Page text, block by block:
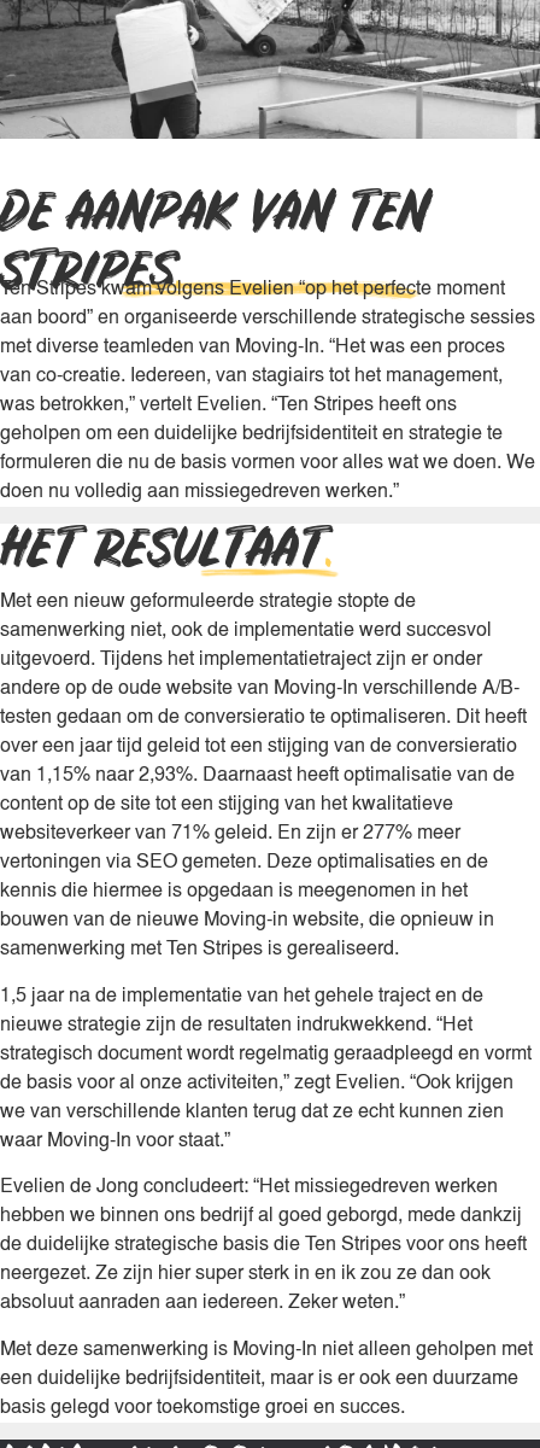
DE AANPAK VAN TEN
STRIPES.
Ten Stripes kwam volgens Evelien “op het perfecte moment
aan boord” en organiseerde verschillende strategische sessies
met diverse teamleden van Moving-In. “Het was een proces
van co-creatie. Iedereen, van stagiairs tot het management,
was betrokken,” vertelt Evelien. “Ten Stripes heeft ons
geholpen om een duidelijke bedrijfsidentiteit en strategie te
formuleren die nu de basis vormen voor alles wat we doen. We
doen nu volledig aan missiegedreven werken.”
HET RESULTAAT.
Met een nieuw geformuleerde strategie stopte de
samenwerking niet, ook de implementatie werd succesvol
uitgevoerd. Tijdens het implementatietraject zijn er onder
andere op de oude website van Moving-In verschillende A/B-
testen gedaan om de conversieratio te optimaliseren. Dit heeft
over een jaar tijd geleid tot een stijging van de conversieratio
van 1,15% naar 2,93%. Daarnaast heeft optimalisatie van de
content op de site tot een stijging van het kwalitatieve
websiteverkeer van 71% geleid. En zijn er 277% meer
vertoningen via SEO gemeten. Deze optimalisaties en de
kennis die hiermee is opgedaan is meegenomen in het
bouwen van de nieuwe Moving-in website, die opnieuw in
samenwerking met Ten Stripes is gerealiseerd.
1,5 jaar na de implementatie van het gehele traject en de
nieuwe strategie zijn de resultaten indrukwekkend. “Het
strategisch document wordt regelmatig geraadpleegd en vormt
de basis voor al onze activiteiten,” zegt Evelien. “Ook krijgen
we van verschillende klanten terug dat ze echt kunnen zien
waar Moving-In voor staat.”
Evelien de Jong concludeert: “Het missiegedreven werken
hebben we binnen ons bedrijf al goed geborgd, mede dankzij
de duidelijke strategische basis die Ten Stripes voor ons heeft
neergezet. Ze zijn hier super sterk in en ik zou ze dan ook
absoluut aanraden aan iedereen. Zeker weten.”
Met deze samenwerking is Moving-In niet alleen geholpen met
een duidelijke bedrijfsidentiteit, maar is er ook een duurzame
basis gelegd voor toekomstige groei en succes.